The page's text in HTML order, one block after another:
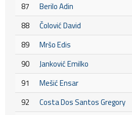
87
Berilo Adin
88
Čolović David
89
Mršo Edis
90
Janković Emilko
91
Mešić Ensar
92
Costa Dos Santos Gregory